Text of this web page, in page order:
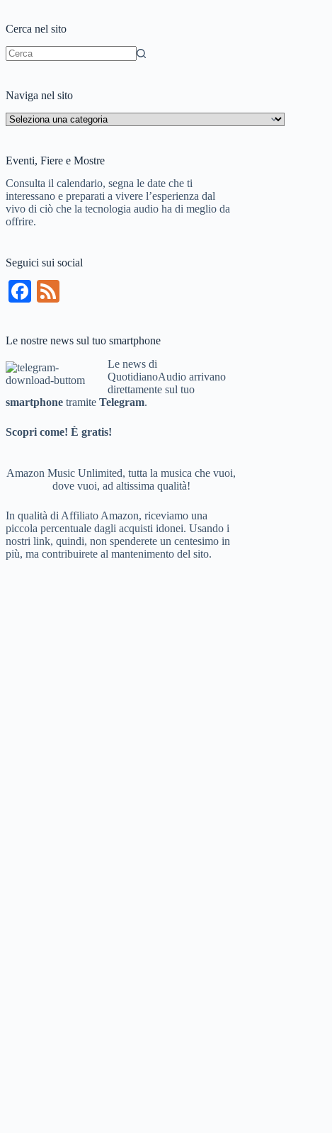
Cerca nel sito
Naviga nel sito
Naviga
nel
Eventi, Fiere e Mostre
Consulta il calendario, segna le date che ti
interessano e preparati a vivere l’esperienza dal
vivo di ciò che la tecnologia audio ha di meglio da
offrire.
Seguici sui social
Fa
bo
ok
Le nostre news sul tuo smartphone
Le news di
QuotidianoAudio arrivano
direttamente sul tuo
smartphone tramiteTelegram.
Scopri come! È gratis!
Amazon Music Unlimited, tutta la musica che vuoi,
dove vuoi, ad altissima qualità!
In qualità di Affiliato Amazon, riceviamo una
piccola percentuale dagli acquisti idonei. Usando i
nostri link, quindi, non spenderete un centesimo in
più, ma contribuirete al mantenimento del sito.